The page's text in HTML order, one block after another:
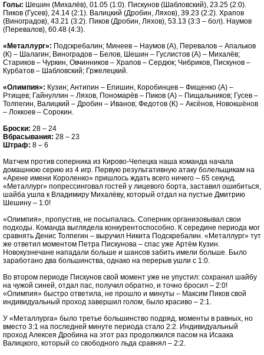
Голы: Шешин (Михалёв), 01.05 (1:0). Пискунов (Шабловский), 23.25 (2:0).
Пиков (Гусев), 24.14 (2:1). Валицкий (Дробин, Ляхов), 39.23 (2:2). Храпов
(Виноградов), 43.21 (3:2). Пиков (Дробин, Ляхов), 53.13 (3:3 – бол). Наумов
(Перевалов), 60.48 (4:3).
«Металлург»: Подскребалин; Минеев – Наумов (А), Перевалов – Апальков
(К) – Шалагин; Виноградов – Белов, Шешин – Гуслистов (А) – Михалёв;
Стариков – Чуркин, Овчинников – Храпов – Сердюк; Чибриков, Пискунов –
Курбатов – Шабловский; Гржелецкий.
«Олимпия»: Кузин; Антипин – Епишин, Коробинцев – Фищенко (А) –
Ртищев; Гайнуллин – Ляхов, Пономарёв – Пиков (А) – Пищальников; Гусев –
Толпегин, Валицкий – Дробин – Иванов; Федотов (К) – Аксёнов, Новокшёнов
– Локкоев – Сорокин.
Броски: 28 – 24
Вбрасывания: 28 – 23
Штраф: 8 – 6
Матчем против соперника из Кирово-Чепецка наша команда начала
домашнюю серию из 4 игр. Первую результативную атаку болельщикам на
«Арене имени Короленко» пришлось ждать всего ничего – 65 секунд.
«Металлург» попрессинговал гостей у лицевого борта, заставил ошибиться,
шайба ушла к Владимиру Михалёву, который отдал на пустые Дмитрию
Шешину – 1:0!
«Олимпия», пропустив, не посыпалась. Соперник организовывал свои
подходы. Команда выглядела конкурентоспособно. К середине периода мог
сравнять Денис Толпегин – выручил Никита Подскребалин. «Металлург» тут
же ответил моментом Петра Пискунова – спас уже Артём Кузин.
Новокузнечане нападали больше и шансов забить имели больше. Было
заработано два большинства, однако на перерыв ушли с 1:0.
Во втором периоде Пискунов свой момент уже не упустил: сохранил шайбу
на чужой синей, отдал пас, получил обратно, и точно бросил – 2:0!
«Олимпия» быстро ответила, не прошло и минуты – Максим Пиков свой
индивидуальный проход завершил голом, было красиво – 2:1.
У «Металлурга» было третье большинство подряд, моменты в равных, но
вместо 3:1 на последней минуте периода стало 2:2. Индивидуальный
проход Алексея Дробина на этот раз продолжился пасом на Исаака
Валицкого, который со свободного льда сравнял – 2:2.